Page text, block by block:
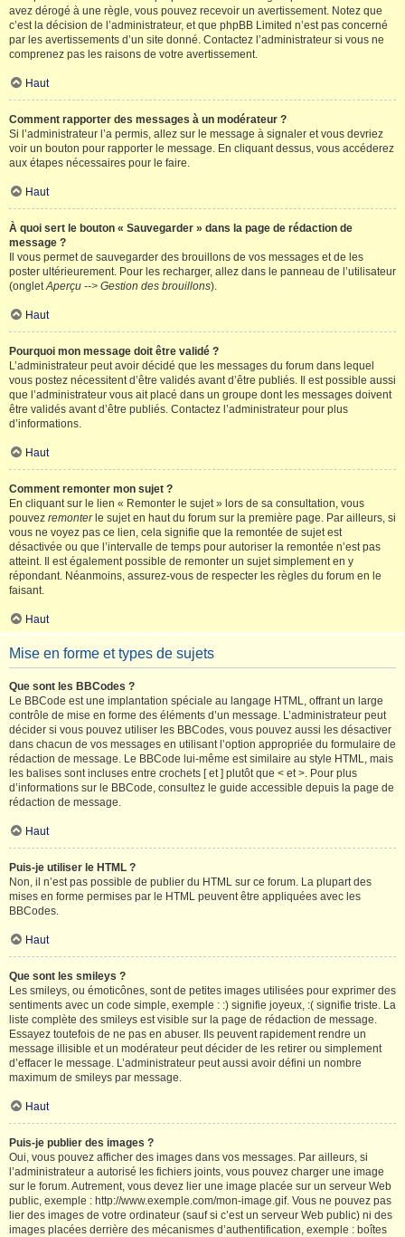
avez dérogé à une règle, vous pouvez recevoir un avertissement. Notez que
c’est la décision de l’administrateur, et que phpBB Limited n’est pas concerné
par les avertissements d’un site donné. Contactez l’administrateur si vous ne
comprenez pas les raisons de votre avertissement.
Haut
Comment rapporter des messages à un modérateur ?
Si l’administrateur l’a permis, allez sur le message à signaler et vous devriez
voir un bouton pour rapporter le message. En cliquant dessus, vous accéderez
aux étapes nécessaires pour le faire.
Haut
À quoi sert le bouton « Sauvegarder » dans la page de rédaction de
message ?
Il vous permet de sauvegarder des brouillons de vos messages et de les
poster ultérieurement. Pour les recharger, allez dans le panneau de l’utilisateur
(ongletAperçu --> Gestion des brouillons).
Haut
Pourquoi mon message doit être validé ?
L’administrateur peut avoir décidé que les messages du forum dans lequel
vous postez nécessitent d’être validés avant d’être publiés. Il est possible aussi
que l’administrateur vous ait placé dans un groupe dont les messages doivent
être validés avant d’être publiés. Contactez l’administrateur pour plus
d’informations.
Haut
Comment remonter mon sujet ?
En cliquant sur le lien « Remonter le sujet » lors de sa consultation, vous
pouvez remonterle sujet en haut du forum sur la première page. Par ailleurs, si
vous ne voyez pas ce lien, cela signifie que la remontée de sujet est
désactivée ou que l’intervalle de temps pour autoriser la remontée n’est pas
atteint. Il est également possible de remonter un sujet simplement en y
répondant. Néanmoins, assurez-vous de respecter les règles du forum en le
faisant.
Haut
Mise en forme et types de sujets
Que sont les BBCodes ?
Le BBCode est une implantation spéciale au langage HTML, offrant un large
contrôle de mise en forme des éléments d’un message. L’administrateur peut
décider si vous pouvez utiliser les BBCodes, vous pouvez aussi les désactiver
dans chacun de vos messages en utilisant l’option appropriée du formulaire de
rédaction de message. Le BBCode lui-même est similaire au style HTML, mais
les balises sont incluses entre crochets [ et ] plutôt que < et >. Pour plus
d’informations sur le BBCode, consultez le guide accessible depuis la page de
rédaction de message.
Haut
Puis-je utiliser le HTML ?
Non, il n’est pas possible de publier du HTML sur ce forum. La plupart des
mises en forme permises par le HTML peuvent être appliquées avec les
BBCodes.
Haut
Que sont les smileys ?
Les smileys, ou émoticônes, sont de petites images utilisées pour exprimer des
sentiments avec un code simple, exemple : :) signifie joyeux, :( signifie triste. La
liste complète des smileys est visible sur la page de rédaction de message.
Essayez toutefois de ne pas en abuser. Ils peuvent rapidement rendre un
message illisible et un modérateur peut décider de les retirer ou simplement
d’effacer le message. L’administrateur peut aussi avoir défini un nombre
maximum de smileys par message.
Haut
Puis-je publier des images ?
Oui, vous pouvez afficher des images dans vos messages. Par ailleurs, si
l’administrateur a autorisé les fichiers joints, vous pouvez charger une image
sur le forum. Autrement, vous devez lier une image placée sur un serveur Web
public, exemple : http://www.exemple.com/mon-image.gif. Vous ne pouvez pas
lier des images de votre ordinateur (sauf si c’est un serveur Web public) ni des
images placées derrière des mécanismes d’authentification, exemple : boîtes